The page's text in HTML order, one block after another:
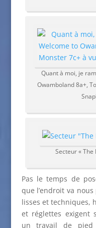
Quant à moi, je
Owamboland 8a+,
Secteur « The
Pas le temps de
que l’endroit va
lisses et techniques,
et réglettes exigent
un travail de pied